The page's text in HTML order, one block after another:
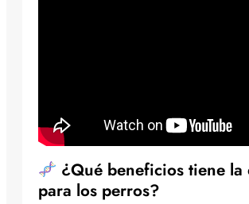
¿Qué beneficios tiene la
para los perros?